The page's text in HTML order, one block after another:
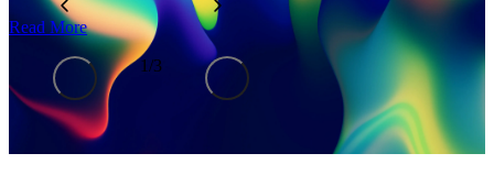
Read More
1/3